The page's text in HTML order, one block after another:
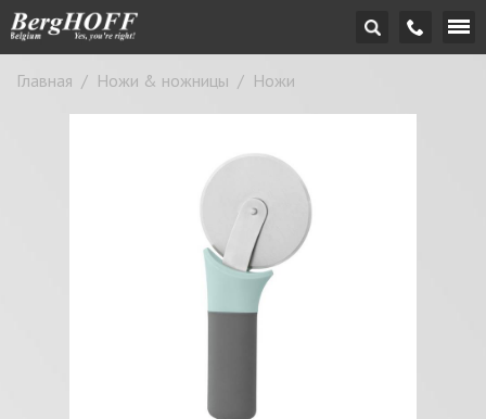
Главная / Ножи & ножницы / Ножи